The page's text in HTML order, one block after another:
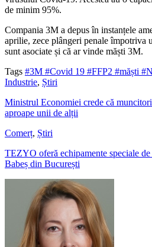
de minim 95%.
Compania 3M a depus în instanțele
aprilie, zece plângeri penale împotriva
sunt asociate și că ar vinde măști 3M.
Tags #3M #Covid 19 #FFP2 #măști
Industrie, Știri
Ministrul Economiei crede că
aproape unii de alții
Comerț, Știri
TEZYO oferă echipamente speciale
Babeș din București